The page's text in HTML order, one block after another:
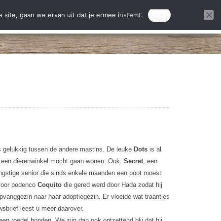
Donatie projecten DONEREN
tussen de andere mastins. De leuke Dotsis al
dierenwinkel mocht gaan wonen. Ook Secret, een
senior die sinds enkele maanden een poot moest
podenco Coquitodie gered werd door Hada zodat hij
naar haar adoptiegezin. Er vloeide wat traantjes
leest u meer daarover.
site, gaan we ervan uit dat je ermee instemt.